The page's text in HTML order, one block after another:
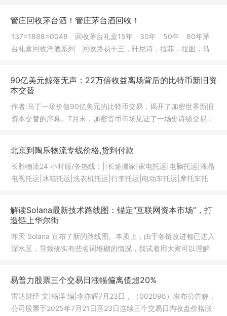
管庄回收茅台酒！管庄茅台酒回收！
137=1888=0048 回收茅台礼盒15年 30年 50年 80年茅
台礼盒回收洋酒系列 回收路易十三，轩尼诗，拉菲，拉图，马
90亿美元鲸落无声：22万倍收益离场背后的比特币新旧资
本交替
作者:马丁一场价值90亿美元的比特币交易，揭开了加密世界新旧
资本交替的序幕。7月末，加密货币市场见证了一场史诗级交易：
北京到陶乐物流专线价格,货到付款
长胜物流24 小时服/务热线：||长途搬家|家电托运|电脑托运|液晶
电视托运|冰箱托运|洗衣机托运|行李托运|电动车托运|摩托车托
解读Solana最新技术路线图：锚定“互联网资本市场”，打
造链上华尔街
昨天 Solana 宣布了新的路线图。本质上，由于各链改进都已进入
深水区，导致确实有些名词堆砌的情况，我试着用大家可以理解
易普力股票三个交易日涨幅偏离值超20%
雷达财经 文|杨洋 编|李亦辉7月23日，（002096）发布公告称，
公司股票于2025年7月21日至23日连续三个交易日内收盘价格涨